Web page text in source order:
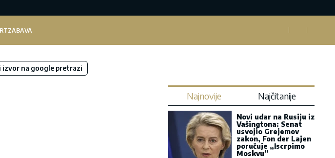
ZABAVA
izvor na google pretrazi
Najnovije Najčitanije
Novi udar na Rusiju iz
Vašingtona: Senat
usvojio Grejemov
zakon, Fon der Lajen
poručuje „Iscrpimo
Moskvu“